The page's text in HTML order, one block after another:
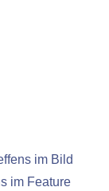
im Bild
im Feature